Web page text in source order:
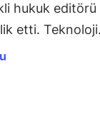
hukuk editörü
etti.